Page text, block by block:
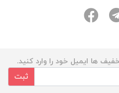
ها ایمیل خود را وارد کنید.
ثبت